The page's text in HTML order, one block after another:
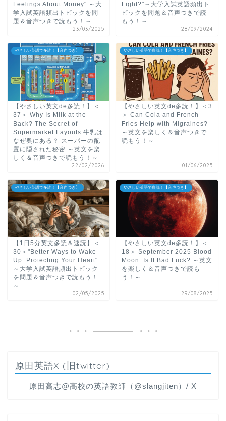
Feelings About Money" ～大
学入試英語頻出トピックを問
題＆音声つきで読もう！～
23/03/2025
Light?"～大学入試英語頻出ト
ピックを問題＆音声つきで読
もう！～
28/09/2024
やさしい英語で多読！【音声つき】
【やさしい英文de多読！】＜
37＞ Why Is Milk at the
Back? The Secret of
Supermarket Layouts 牛乳は
なぜ奥にある？ スーパーの配
置に隠された秘密 ～英文を楽
しく＆音声つきで読もう！～
22/02/2026
やさしい英語で多読！【音声つき】
【やさしい英文de多読！】＜3
＞ Can Cola and French
Fries Help with Migraines?
～英文を楽しく＆音声つきで
読もう！～
01/06/2025
やさしい英語で多読！【音声つき】
【1日5分英文多読＆速読】＜
30＞"Better Ways to Wake
Up: Protecting Your Heart"
～大学入試英語頻出トピック
を問題＆音声つきで読もう！
～
02/05/2025
やさしい英語で多読！【音声つき】
【やさしい英文de多読！】＜
18＞ September 2025 Blood
Moon: Is It Bad Luck? ～英文
を楽しく＆音声つきで読も
う！～
29/08/2025
原田英語X (旧twitter)
原田高志@高校の英語教師（@slangjiten）/ X